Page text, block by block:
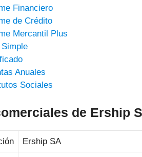
Financiero
de Crédito
Mercantil Plus
Anuales
Sociales
de Ership
Ership SA